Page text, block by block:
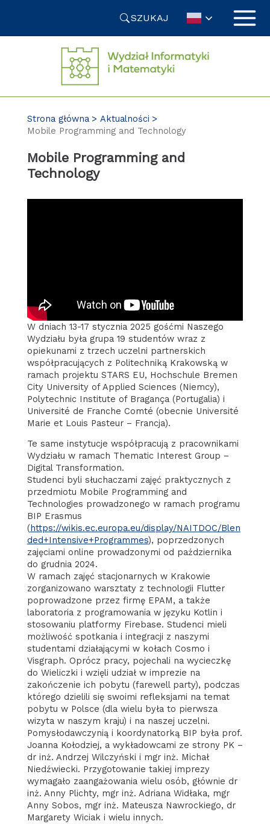
SZUKAJ
Strona główna
Aktualności
Mobile Programming and Technology
Mobile Programming and
Technology
W dniach 13-17 stycznia 2025 gośćmi Naszego
Wydziału była grupa 19 studentów wraz z
opiekunami z trzech uczelni partnerskich
współpracujących z Politechniką Krakowską w
ramach projektu STARS EU, Hochschule Bremen
City University of Applied Sciences (Niemcy),
Polytechnic Institute of Bragança (Portugalia) i
Université de Franche Comté (obecnie Université
Marie et Louis Pasteur – Francja).
Te same instytucje współpracują z pracownikami
Wydziału w ramach Thematic Interest Group –
Digital Transformation.
Studenci byli słuchaczami zajęć praktycznych z
przedmiotu Mobile Programming and
Technologies prowadzonego w ramach programu
BIP Erasmus
(https://wikis.ec.europa.eu/display/NAITDOC/Blen
ded+Intensive+Programmes), poprzedzonych
zajęciami online prowadzonymi od października
do grudnia 2024.
W ramach zajęć stacjonarnych w Krakowie
zorganizowano warsztaty z technologii Flutter
poprowadzone przez firmę EPAM, a także
laboratoria z programowania w języku Kotlin i
stosowaniu platformy Firebase. Studenci mieli
możliwość spotkania i integracji z naszymi
studentami działającymi w kołach Cosmo i
Visgraph. Oprócz pracy, pojechali na wycieczkę
do Wieliczki i wzięli udział w imprezie na
zakończenie ich pobytu (farewell party), podczas
którego dzielili się swoimi refleksjami na temat
pobytu w Polsce (dla wielu była to pierwsza
wizyta w naszym kraju) i na naszej uczelni.
Pomysłodawczynią i koordynatorką BIP była prof.
Joanna Kołodziej, a wykładowcami ze strony PK –
dr inż. Andrzej Wilczyński i mgr inż. Michał
Niedźwiecki. Przygotowanie takiej imprezy
wymagało zaangażowania wielu osób, głównie dr
inż. Anny Plichty, mgr inż. Adriana Widłaka, mgr
Anny Sobos, mgr inż. Mateusza Nawrockiego, dr
Margarety Wiciak i wielu innych.